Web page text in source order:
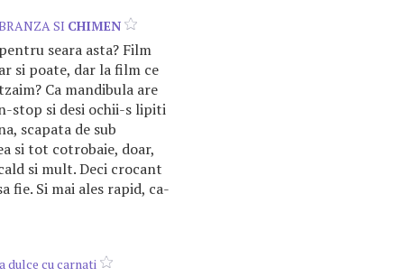
SI CHIMEN
seara asta? Film
si poate, dar la film ce
Ca mandibula are
stop si desi ochii-s lipiti
scapata de sub
si tot cotrobaie, doar,
si mult. Deci crocant
fie. Si mai ales rapid, ca-
dulce cu carnati